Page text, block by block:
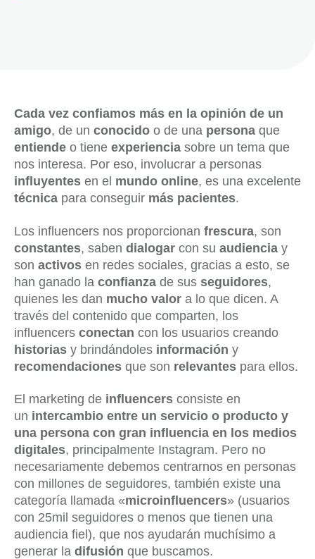
Cada vez confiamos más en la opinión de un
amigo, de un conocido o de una persona que
entiende o tiene experiencia sobre un tema que
nos interesa. Por eso, involucrar a personas
influyentes en el mundo online, es una excelente
técnica para conseguir más pacientes.
Los influencers nos proporcionan frescura, son
constantes, saben dialogar con su audiencia y
son activos en redes sociales, gracias a esto, se
han ganado la confianza de sus seguidores,
quienes les dan mucho valor a lo que dicen. A
través del contenido que comparten, los
influencers conectan con los usuarios creando
historias y brindándoles información y
recomendaciones que son relevantes para ellos.
El marketing de influencers consiste en
un intercambio entre un servicio o producto y
una persona con gran influencia en los medios
digitales, principalmente Instagram. Pero no
necesariamente debemos centrarnos en personas
con millones de seguidores, también existe una
categoría llamada «microinfluencers» (usuarios
con 25mil seguidores o menos que tienen una
audiencia fiel), que nos ayudarán muchísimo a
generar la difusión que buscamos.